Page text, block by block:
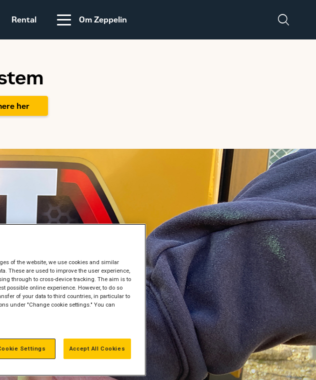
Rental Om Zeppelin
og
DELE FRA USA
her
of the website, we use cookies and similar
These are used to improve the user experience,
through to cross-device tracking. The aim is to
possible online experience. However, to do so
of your data to third countries, in particular to
under "Change cookie settings." You can
Accept All Cookies
Settings